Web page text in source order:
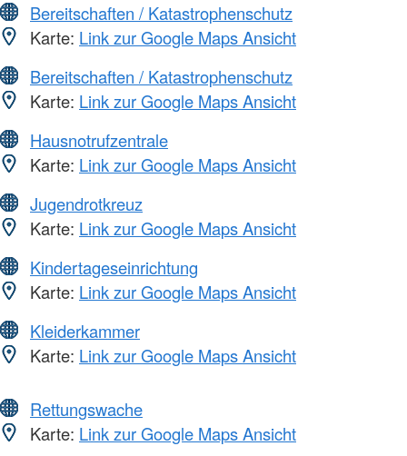
Bereitschaften / Katastrophenschutz
Karte: Link zur Google Maps Ansicht
Bereitschaften / Katastrophenschutz
Karte: Link zur Google Maps Ansicht
Hausnotrufzentrale
Karte: Link zur Google Maps Ansicht
Jugendrotkreuz
Karte: Link zur Google Maps Ansicht
Kindertageseinrichtung
Karte: Link zur Google Maps Ansicht
Kleiderkammer
Karte: Link zur Google Maps Ansicht
Rettungswache
Karte: Link zur Google Maps Ansicht